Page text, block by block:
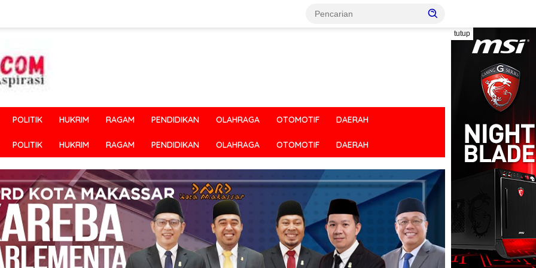
tutup
POLITIK HUKRIM RAGAM PENDIDIKAN OLAHRAGA OTOMOTIF DAERAH
POLITIK HUKRIM RAGAM PENDIDIKAN OLAHRAGA OTOMOTIF DAERAH